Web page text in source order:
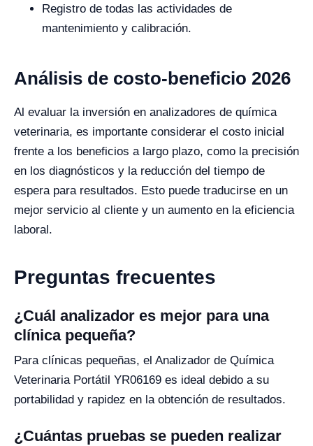
Registro de todas las actividades de
mantenimiento y calibración.
Análisis de costo-beneficio 2026
Al evaluar la inversión en analizadores de química
veterinaria, es importante considerar el costo inicial
frente a los beneficios a largo plazo, como la precisión
en los diagnósticos y la reducción del tiempo de
espera para resultados. Esto puede traducirse en un
mejor servicio al cliente y un aumento en la eficiencia
laboral.
Preguntas frecuentes
¿Cuál analizador es mejor para una
clínica pequeña?
Para clínicas pequeñas, el Analizador de Química
Veterinaria Portátil YR06169 es ideal debido a su
portabilidad y rapidez en la obtención de resultados.
¿Cuántas pruebas se pueden realizar